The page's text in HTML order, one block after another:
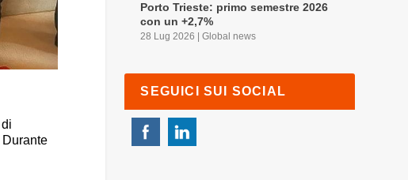
Porto Trieste: primo semestre 2026
con un +2,7%
28 Lug 2026 |Global news
SEGUICI SUI SOCIAL